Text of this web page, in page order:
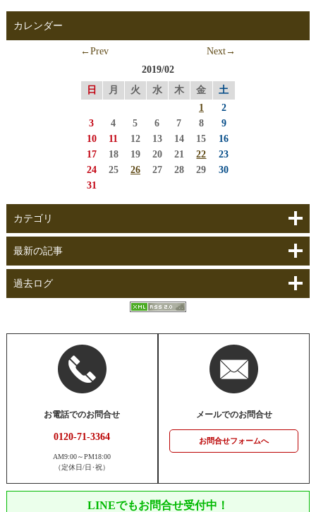
カレンダー
←Prev
Next→
2019/02
日
月 火 水 木 金
土
1
2
3
4 5 6 7 8
9
10
11 12 13 14 15
16
17
18 19 20 21 22
23
24
25 26 27 28 29
30
31
カテゴリ
最新の記事
過去ログ
お電話でのお問合せ
0120-71-3364
AM9:00～PM18:00
（定休日/日･祝）
メールでのお問合せ
お問合せフォームへ
LINEでもお問合せ受付中！